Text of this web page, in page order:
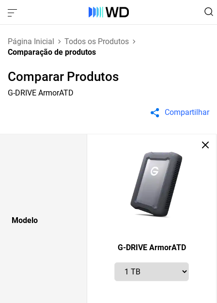
Página Inicial
Todos os Produtos
Comparação de produtos
Comparar Produtos
G-DRIVE ArmorATD
Compartilhar
Modelo
G-DRIVE ArmorATD